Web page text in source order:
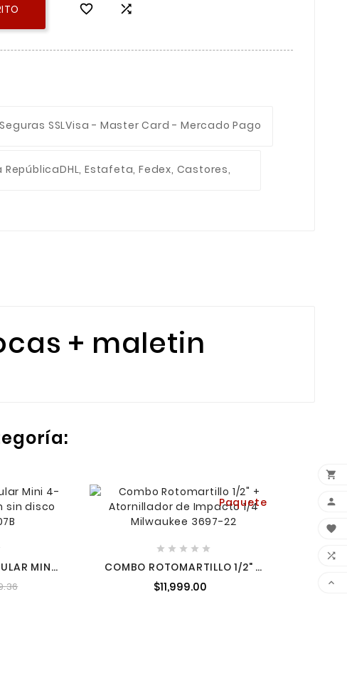
 
SSLVisa - Master Card - Mercado Pago
RepúblicaDHL, Estafeta, Fedex, Castores,
+ maletin
MINI
SIN
Paquete
    
COMBO ROTOMARTILLO 1/2" +
ATORNILLADOR DE IMPACTO
1/4" 18 V MILWAUKEE 3697-22
$11,999.00
650




